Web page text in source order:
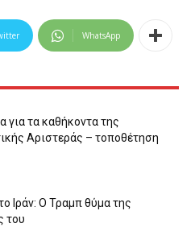
WhatsApp
για τα καθήκοντα της
Αριστεράς – τοποθέτηση
Ιράν: Ο Τραμπ θύμα της
του